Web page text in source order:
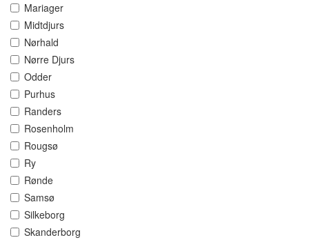
Mariager
Midtdjurs
Nørhald
Nørre Djurs
Odder
Purhus
Randers
Rosenholm
Rougsø
Ry
Rønde
Samsø
Silkeborg
Skanderborg